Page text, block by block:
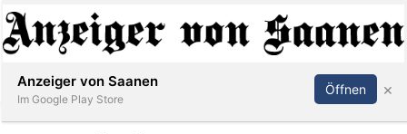
Abonnieren Anmelden
Anzeiger von Saanen
Im Google Play Store
Öffnen ×